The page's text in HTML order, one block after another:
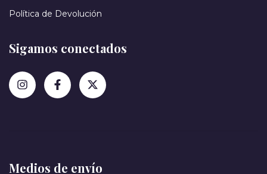
Política de Devolución
Sigamos conectados
Medios de envío